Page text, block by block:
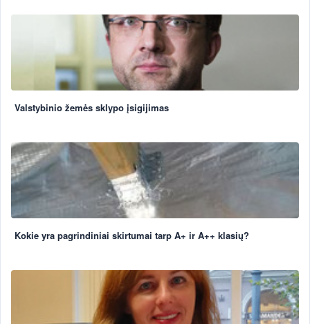
Valstybinio žemės sklypo įsigijimas
Kokie yra pagrindiniai skirtumai tarp A+ ir A++ klasių?